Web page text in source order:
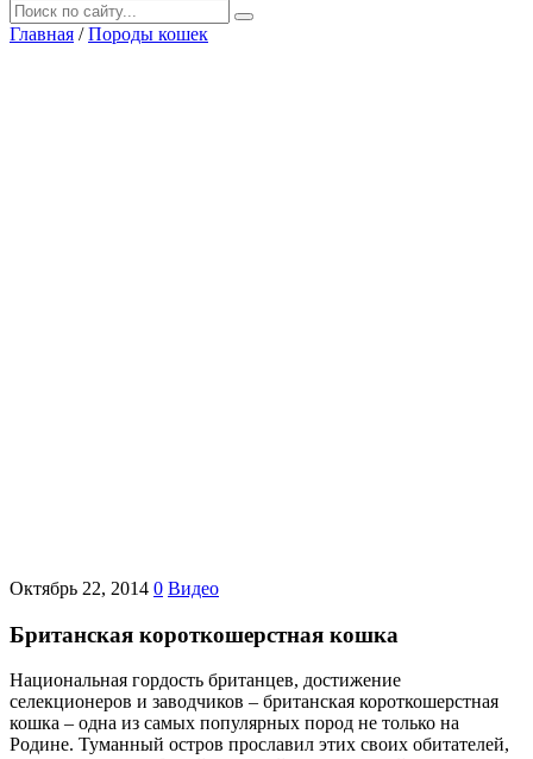
Главная / Породы кошек
Октябрь 22, 2014 0 Видео
Британская короткошерстная кошка
Национальная гордость британцев, достижение
селекционеров и заводчиков – британская короткошерстная
кошка – одна из самых популярных пород не только на
Родине. Туманный остров прославил этих своих обитателей,